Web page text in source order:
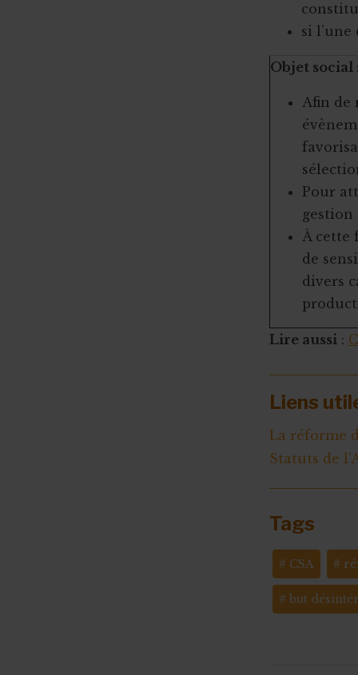
si
Objet
Afin de
Pour
gestion
À cette
de
divers
Lire aussi :
Liens
La réforme
Statuts de
Tags
CSA
but